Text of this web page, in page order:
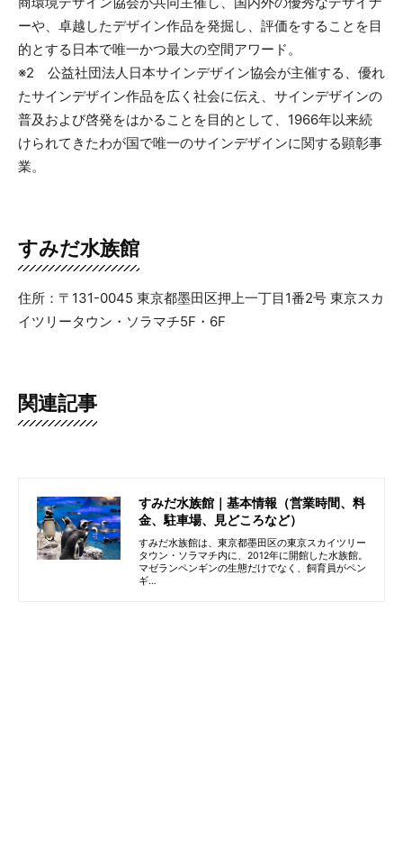
ーや、卓越したデザイン作品を発掘し、評価をすることを目
的とする日本で唯一かつ最大の空間アワード。
※2 公益社団法人日本サインデザイン協会が主催する、優れ
たサインデザイン作品を広く社会に伝え、サインデザインの
普及および啓発をはかることを目的として、1966年以来続
けられてきたわが国で唯一のサインデザインに関する顕彰事
業。
すみだ水族館
住所：〒131-0045 東京都墨田区押上一丁目1番2号 東京スカ
イツリータウン・ソラマチ5F・6F
関連記事
すみだ水族館｜基本情報（営業時間、料
金、駐車場、見どころなど）
すみだ水族館は、東京都墨田区の東京スカイツリー
タウン・ソラマチ内に、2012年に開館した水族館。
マゼランペンギンの生態だけでなく、飼育員がペン
ギ…